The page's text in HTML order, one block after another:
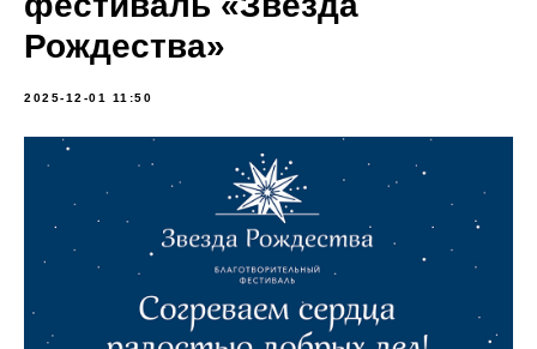
Рождества»
2025-12-01 11:50